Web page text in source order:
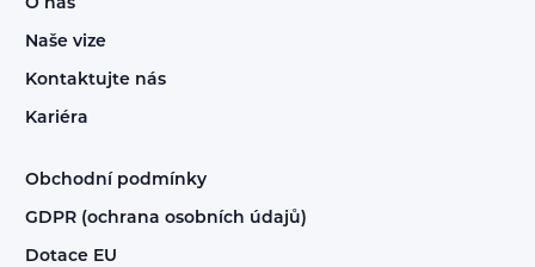
O nás
Naše vize
Kontaktujte nás
Kariéra
Obchodní podmínky
GDPR (ochrana osobních údajů)
Dotace EU